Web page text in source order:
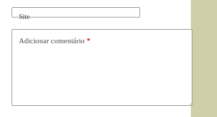
Site
Adicionar comentário *